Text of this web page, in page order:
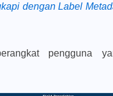
dengan Label
pengguna